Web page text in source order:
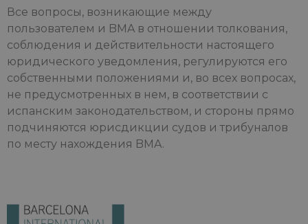
Все вопросы, возникающие между
пользователем и BMA в отношении толкования,
соблюдения и действительности настоящего
юридического уведомления, регулируются его
собственными положениями и, во всех вопросах,
не предусмотренных в нем, в соответствии с
испанским законодательством, и стороны прямо
подчиняются юрисдикции судов и трибуналов
по месту нахождения BMA.